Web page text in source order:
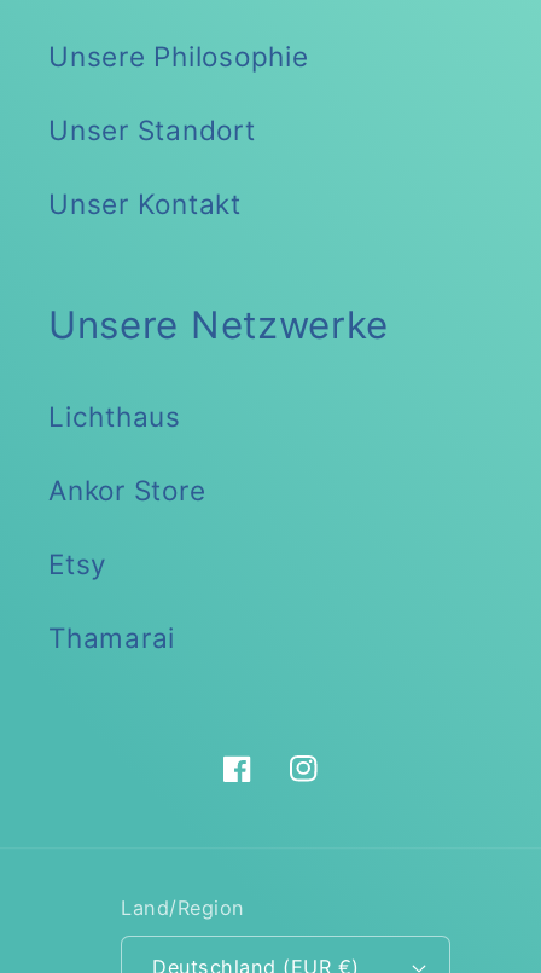
Unsere Philosophie
Unser Standort
Unser Kontakt
Unsere Netzwerke
Lichthaus
Ankor Store
Etsy
Thamarai
FacebookInstagram
Land/Region
Deutschland (EUR €)